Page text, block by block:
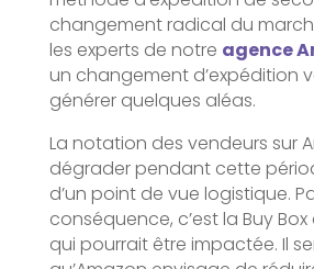
changement radical du
les experts de notre agence
un changement d’expédition
générer quelques aléas.
La notation des vendeurs sur
dégrader pendant cette
d’un point de vue logistique.
conséquence, c’est la Buy
qui pourrait être impactée. Il